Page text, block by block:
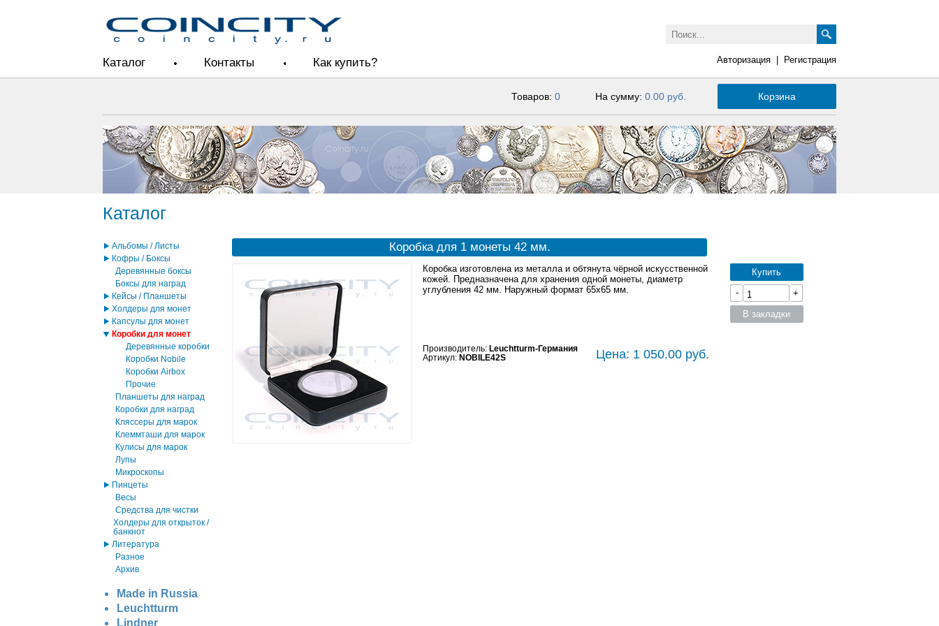
Каталог Контакты Как купить? Авторизация Регистрация
Товаров: 0 На сумму: 0.00 руб. Корзина
Каталог
Альбомы / Листы
Кофры / Боксы
Деревянные боксы
Боксы для наград
Кейсы / Планшеты
Холдеры для монет
Капсулы для монет
Коробки для монет
Деревянные коробки
Коробки Nobile
Коробки Airbox
Прочие
Планшеты для наград
Коробки для наград
Кляссеры для марок
Клеммташи для марок
Кулисы для марок
Лупы
Микроскопы
Пинцеты
Весы
Средства для чистки
Холдеры для открыток /
банкнот
Литература
Разное
Архив
Made in Russia
Leuchtturm
Lindner
Коробка для 1 монеты 42 мм.
Коробка изготовлена из металла и обтянута чёрной искусственной
кожей. Предназначена для хранения одной монеты, диаметр
углубления 42 мм. Наружный формат 65x65 мм.
Производитель: Leuchtturm-Германия
Артикул: NOBILE42S Цена: 1 050.00 руб.
Купить
-
+
В закладки